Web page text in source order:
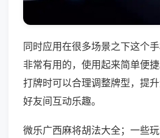
同时应用在很多场景之下这个
非常有用的，使用起来简单便
打牌时可以合理调整牌型，提
好友间互动乐趣。
微乐广西麻将胡法大全；一些